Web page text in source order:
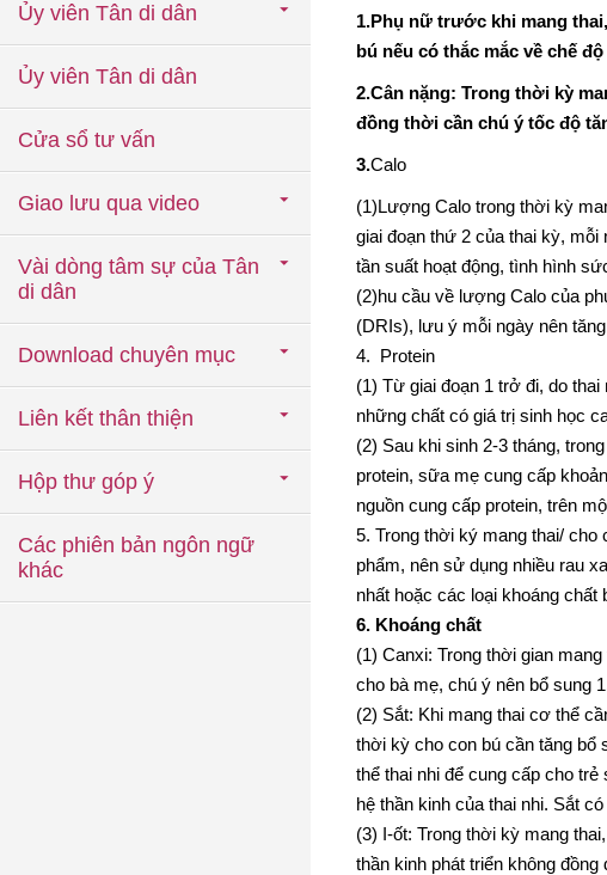
Ủy viên Tân di dân
Ủy viên Tân di dân
Cửa sổ tư vấn
Giao lưu qua video
Vài dòng tâm sự của Tân
di dân
Download chuyên mục
Liên kết thân thiện
Hộp thư góp ý
Các phiên bản ngôn ngữ
khác
1.Phụ nữ trước khi mang
bú nếu có thắc mắc về chế
2.Cân nặng: Trong thời kỳ
đồng thời cần chú ý tốc độ
3.Calo
(1)Lượng Calo trong thời kỳ
giai đoạn thứ 2 của thai kỳ,
tần suất hoạt động, tình hình
(2)hu cầu về lượng Calo của
(DRIs), lưu ý mỗi ngày nên
4. Protein
(1) Từ giai đoạn 1 trở đi, do
những chất có giá trị sinh học
(2) Sau khi sinh 2-3 tháng,
protein, sữa mẹ cung cấp
nguồn cung cấp protein, trên
5. Trong thời ký mang thai/
phẩm, nên sử dụng nhiều rau
nhất hoặc các loại khoáng chất
6. Khoáng chất
(1) Canxi: Trong thời gian
cho bà mẹ, chú ý nên bổ sung
(2) Sắt: Khi mang thai cơ thể
thời kỳ cho con bú cần tăng bổ
thể thai nhi để cung cấp cho
hệ thần kinh của thai nhi. Sắt
(3) I-ốt: Trong thời kỳ mang
thần kinh phát triển không